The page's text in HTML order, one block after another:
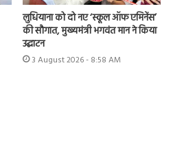
लुधियाना को दो नए ‘स्कूल ऑफ एमिनेंस’
की सौगात, मुख्यमंत्री भगवंत मान ने किया
उद्घाटन
3 August 2026 - 8:58 AM